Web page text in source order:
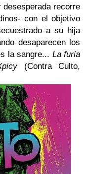
desesperada recorre
con el objetivo
a su hija
desaparecen los
la sangre... La furia
(Contra Culto,